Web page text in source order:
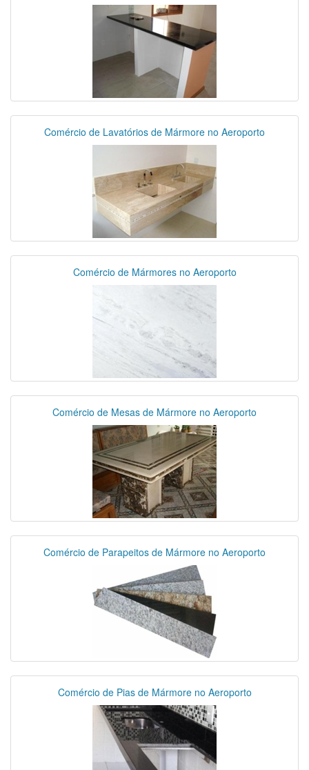
Comércio de Lavatórios de Mármore no Aeroporto
Comércio de Mármores no Aeroporto
Comércio de Mesas de Mármore no Aeroporto
Comércio de Parapeitos de Mármore no Aeroporto
Comércio de Pias de Mármore no Aeroporto